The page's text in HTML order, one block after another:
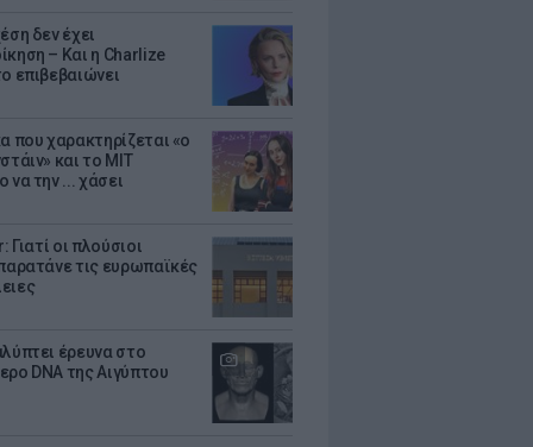
δεν έχει
– Και η Charlize
επιβεβαιώνει
που χαρακτηρίζεται «ο
και το MIT
να την ... χάσει
Γιατί οι πλούσιοι
παρατάνε τις ευρωπαϊκές
έρευνα στο
DNA της Αιγύπτου